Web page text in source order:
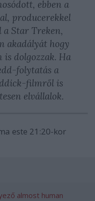
ebben a
producerekkel
a Star Treken,
akadályát hogy
is dolgozzak. Ha
folytatás a
filmről is
elvállalok.
este 21:20-kor
almost human